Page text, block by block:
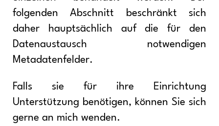
folgenden Abschnitt beschränkt sich
daher hauptsächlich auf die für den
Datenaustausch notwendigen
Metadatenfelder.
Falls sie für ihre Einrichtung
Unterstützung benötigen, können Sie sich
gerne an mich wenden.